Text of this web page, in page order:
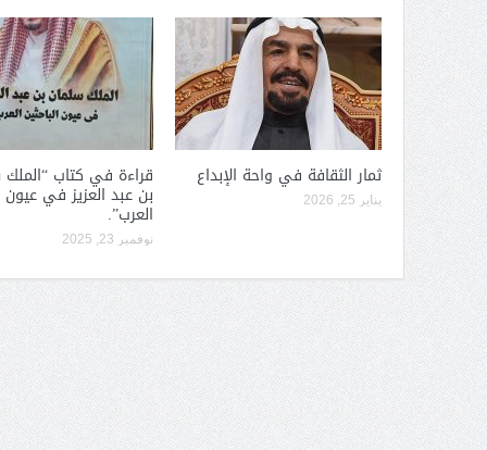
ثمار الثقافة في واحة الإبداع
يناير 25, 2026
قراءة في كتاب
بن عبد العزيز في عيون
العرب”.
نوفمبر 23, 2025